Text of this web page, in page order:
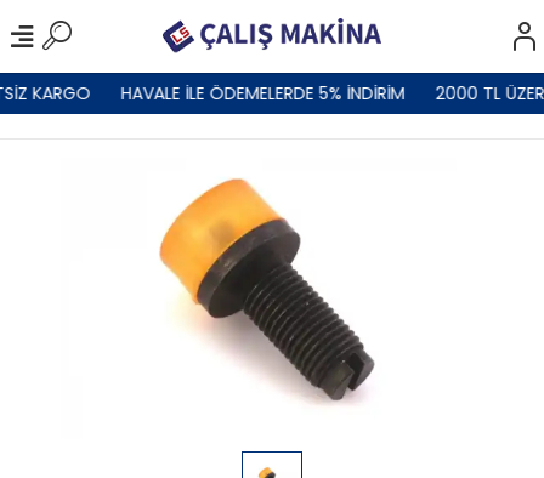
KARGO HAVALE İLE ÖDEMELERDE 5% İNDİRİM 2000 TL